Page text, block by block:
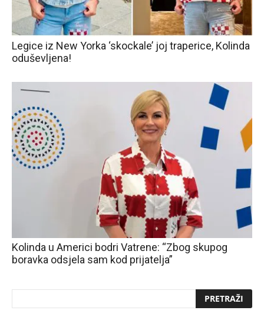
Legice iz New Yorka ‘skockale’ joj traperice, Kolinda
oduševljena!
Kolinda u Americi bodri Vatrene: “Zbog skupog
boravka odsjela sam kod prijatelja”